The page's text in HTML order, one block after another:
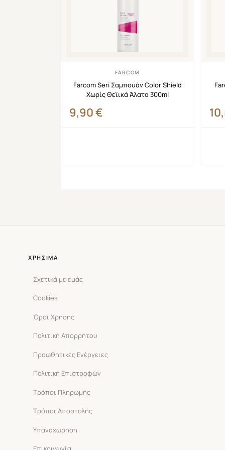
FARCOM
Farcom Seri Σαμπουάν Color Shield
Χωρίς Θεϊικά Άλατα 300ml
9,90€
ΧΡΉΣΙΜΑ
Σχετικά με εμάς
Cookies
Όροι Χρήσης
Πολιτική Απορρήτου
Προωθητικές Ενέργειες
Πολιτική Επιστροφών
Τρόποι Πληρωμής
Τρόποι Αποστολής
Υπαναχώρηση